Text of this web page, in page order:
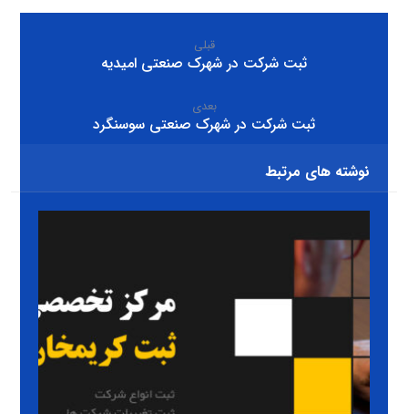
قبلی
ثبت شرکت در شهرک صنعتی اميديه
بعدی
ثبت شرکت در شهرک صنعتی سوسنگرد
نوشته های مرتبط